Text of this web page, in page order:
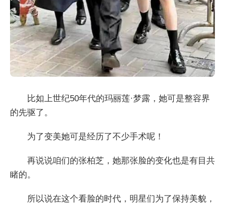
比如上世纪50年代的玛丽莲·梦露，她可是整容界
的先驱了。
为了变美她可是经历了不少手术呢！
再说说咱们的张柏芝，她那张脸的变化也是有目共
睹的。
所以说在这个看脸的时代，明星们为了保持美貌，